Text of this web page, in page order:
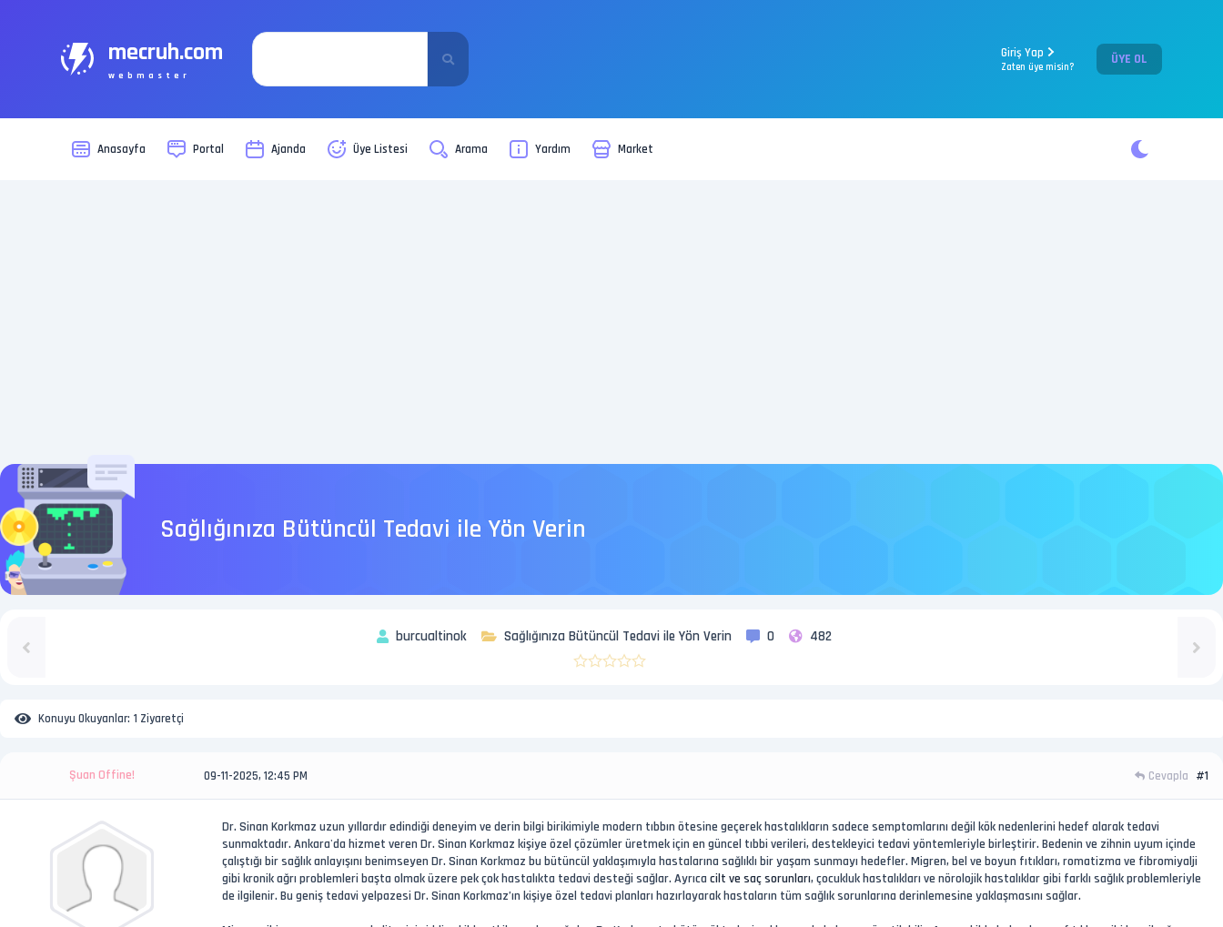
mecruh.com
webmaster
Giriş Yap
Zaten üye misin? ÜYE OL
Anasayfa Portal Ajanda Üye Listesi Arama Yardım Market
Sağlığınıza Bütüncül Tedavi ile Yön Verin
burcualtinok Sağlığınıza Bütüncül Tedavi ile Yön Verin 0 482
Konuyu Okuyanlar: 1 Ziyaretçi
Şuan Offine! 09-11-2025, 12:45 PM Cevapla #1
Dr. Sinan Korkmaz uzun yıllardır edindiği deneyim ve derin bilgi birikimiyle modern tıbbın ötesine geçerek hastalıkların sadece semptomlarını değil kök nedenlerini hedef alarak tedavi
sunmaktadır. Ankara'da hizmet veren Dr. Sinan Korkmaz kişiye özel çözümler üretmek için en güncel tıbbi verileri, destekleyici tedavi yöntemleriyle birleştirir. Bedenin ve zihnin uyum içinde
çalıştığı bir sağlık anlayışını benimseyen Dr. Sinan Korkmaz bu bütüncül yaklaşımıyla hastalarına sağlıklı bir yaşam sunmayı hedefler. Migren, bel ve boyun fıtıkları, romatizma ve fibromiyalji
gibi kronik ağrı problemleri başta olmak üzere pek çok hastalıkta tedavi desteği sağlar. Ayrıca cilt ve saç sorunları, çocukluk hastalıkları ve nörolojik hastalıklar gibi farklı sağlık problemleriyle
de ilgilenir. Bu geniş tedavi yelpazesi Dr. Sinan Korkmaz’ın kişiye özel tedavi planları hazırlayarak hastaların tüm sağlık sorunlarına derinlemesine yaklaşmasını sağlar.